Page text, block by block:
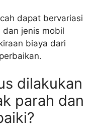
dapat bervariasi
jenis mobil
biaya dari
dilakukan
parah dan